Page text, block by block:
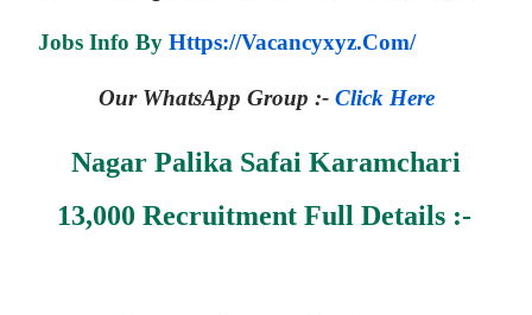
Jobs Info By Https://vacancyxyz.com/
Our WhatsApp Group :- Click Here
Nagar Palika Safai Karamchari
13,000 Recruitment Full Details :-